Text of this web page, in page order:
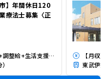
】年間休日120
療法士募集〈正
【月収】22.3万円 ～ 程度※基本給+調整給+生活支援手当 ※経験により加算いたします
【月収
東武伊